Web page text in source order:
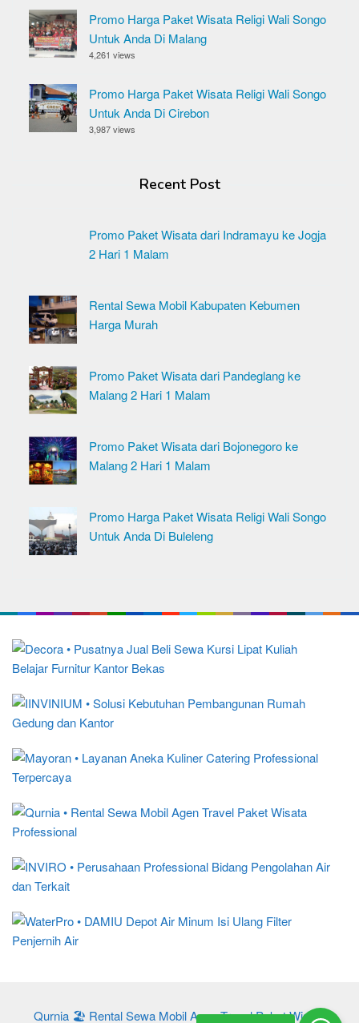
Promo Harga Paket Wisata Religi Wali Songo
Untuk Anda Di Malang
4,261 views
Promo Harga Paket Wisata Religi Wali Songo
Untuk Anda Di Cirebon
3,987 views
Recent Post
Promo Paket Wisata dari Indramayu ke Jogja
2 Hari 1 Malam
Rental Sewa Mobil Kabupaten Kebumen
Harga Murah
Promo Paket Wisata dari Pandeglang ke
Malang 2 Hari 1 Malam
Promo Paket Wisata dari Bojonegoro ke
Malang 2 Hari 1 Malam
Promo Harga Paket Wisata Religi Wali Songo
Untuk Anda Di Buleleng
Qurnia 🏖️ Rental Sewa Mobil Agen Travel Paket Wisata